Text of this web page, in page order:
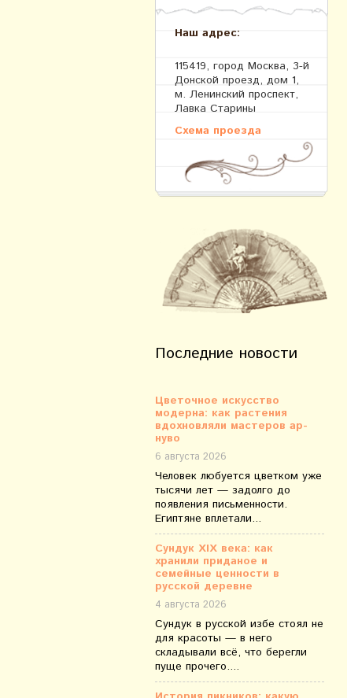
Наш адрес:
115419, город Москва, 3-й
Донской проезд, дом 1,
м. Ленинский проспект,
Лавка Старины
Схема проезда
Последние новости
Цветочное искусство
модерна: как растения
вдохновляли мастеров ар-
нуво
6 августа 2026
Человек любуется цветком уже
тысячи лет — задолго до
появления письменности.
Египтяне вплетали...
Сундук XIX века: как
хранили приданое и
семейные ценности в
русской деревне
4 августа 2026
Сундук в русской избе стоял не
для красоты — в него
складывали всё, что берегли
пуще прочего....